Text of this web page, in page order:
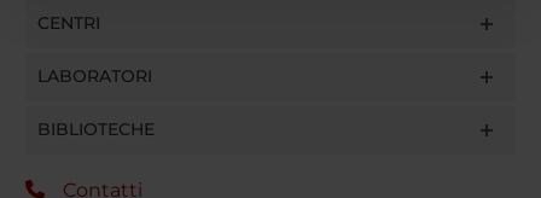
con altre informazioni che hai fornito loro o che hanno
CENTRI
LABORATORI
BIBLIOTECHE
Contatti